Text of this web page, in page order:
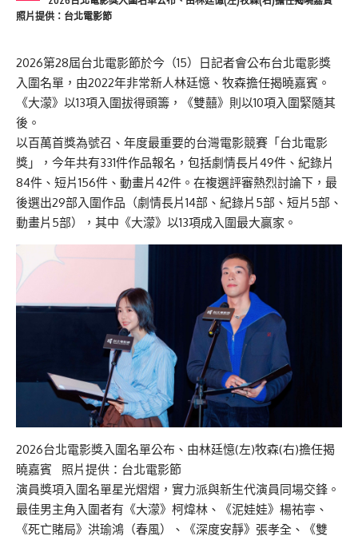
照片提供：台北電影節
2026第28屆台北電影節於今（15）日記者會公布台北電影獎
入圍名單，由2022年非常新人林廷憶、牧森擔任揭曉嘉賓。
《大濛》以13項入圍拔得頭籌，《雙囍》則以10項入圍緊隨其
後。
以百萬首獎為號召、年度最重要的台灣電影競賽「台北電影
獎」，今年共有331件作品報名，包括劇情長片49件、紀錄片
84件、短片156件、動畫片42件。在複選評審熱烈討論下，最
後選出29部入圍作品（劇情長片14部、紀錄片5部、短片5部、
動畫片5部），其中《大濛》以13項成入圍最大贏家。
2026台北電影獎入圍名單公布、由林廷憶(左)牧森(右)擔任揭
曉嘉賓 照片提供：台北電影節
演員獎項入圍名單星光熠熠，實力派與新生代演員同場交鋒。
最佳男主角入圍者有《大濛》柯煒林、《泥娃娃》楊祐寧、
《死亡賭局》洪瑜鴻（春風）、《深度安靜》張孝全、《雙